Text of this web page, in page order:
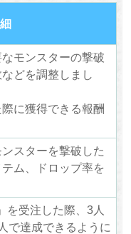
モンスターの撃破
どを調整しまし
に獲得できる報酬
スターを撃破した
ム、ドロップ率を
を受注した際、3人
で達成できるように